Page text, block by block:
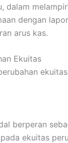
dalam
dengan
arus kas.
Ekuitas
berperan
ekuitas